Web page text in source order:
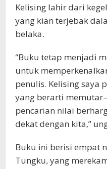
Kelising lahir dari
yang kian terjebak
belaka.
“Buku tetap menjadi
untuk
penulis. Kelising saya
yang berarti
pencarian nilai
dekat dengan kita,”
Buku ini berisi empat
Tungku, yang